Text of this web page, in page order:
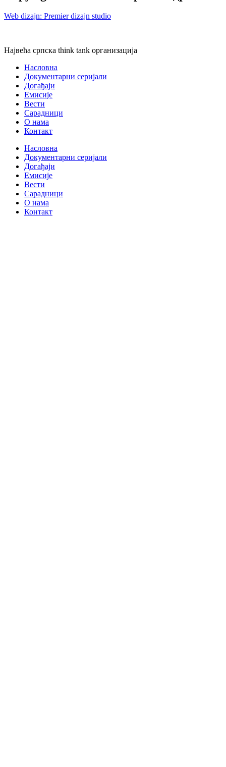
Web dizajn: Premier dizajn studio
Највећа српска think tank организација
Насловна
Документарни серијали
Догађаји
Емисије
Вести
Сарадници
О нама
Контакт
Насловна
Документарни серијали
Догађаји
Емисије
Вести
Сарадници
О нама
Контакт